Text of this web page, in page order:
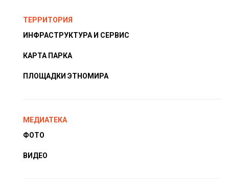
ТЕРРИТОРИЯ
ИНФРАСТРУКТУРА И СЕРВИС
КАРТА ПАРКА
ПЛОЩАДКИ ЭТНОМИРА
МЕДИАТЕКА
ФОТО
ВИДЕО